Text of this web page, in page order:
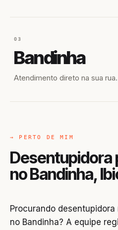
03
Bandinha
Atendimento direto na sua rua.
→ PERTO DE MIM
Desentupidora
no Bandinha,
Procurando
no Bandinha? A equipe